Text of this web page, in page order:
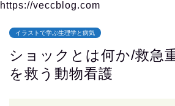
https://veccblog.com
イラストで学ぶ生理学と病気
ショックとは何か/救急
を救う動物看護